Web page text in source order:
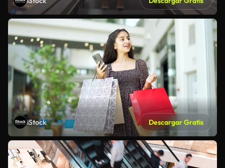
iStock Descargar Gratis